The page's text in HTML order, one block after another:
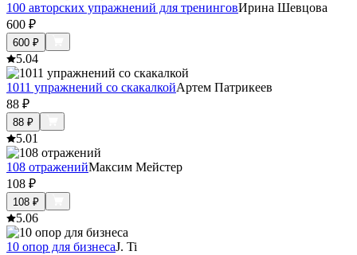
100 авторских упражнений для тренинговИрина Шевцова
600 ₽
600 ₽
5.04
1011 упражнений со скакалкойАртем Патрикеев
88 ₽
88 ₽
5.01
108 отраженийМаксим Мейстер
108 ₽
108 ₽
5.06
10 опор для бизнесаJ. Ti